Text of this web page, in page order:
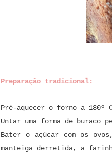
Preparação tradicional:
Pré-aquecer o forno a 180º
Untar uma forma de buraco
Bater o açúcar com os
manteiga derretida, a